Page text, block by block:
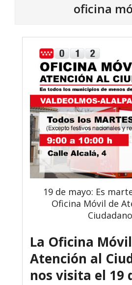
oficina
19 de mayo: Es
Oficina Móvil de
Ciudadano
La Oficina
Atención al
nos visita el 19